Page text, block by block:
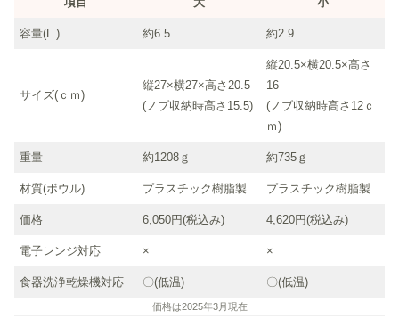
容量(L ) 約6.5 約2.9
サイズ(ｃｍ)
縦27×横27×高さ20.5
(ノブ収納時高さ15.5)
縦20.5×横20.5×高さ
16
(ノブ収納時高さ12ｃ
ｍ)
重量 約1208ｇ 約735ｇ
材質(ボウル) プラスチック樹脂製 プラスチック樹脂製
価格 6,050円(税込み) 4,620円(税込み)
電子レンジ対応 × ×
食器洗浄乾燥機対応 〇(低温) 〇(低温)
価格は2025年3月現在